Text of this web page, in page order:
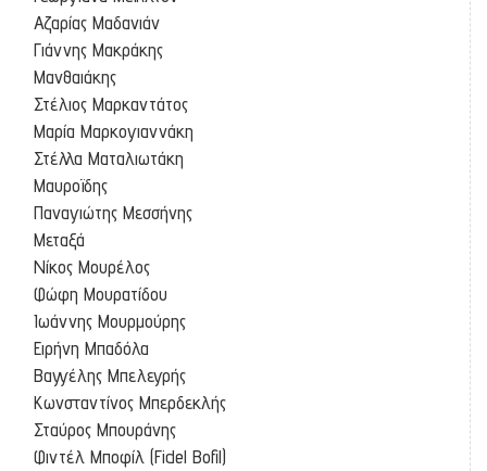
Αζαρίας Μαδανιάν
Γιάννης Μακράκης
Μανθαιάκης
Στέλιος Μαρκαντάτος
Μαρία Μαρκογιαννάκη
Στέλλα Ματαλιωτάκη
Μαυροϊδης
Παναγιώτης Μεσσήνης
Μεταξά
Νίκος Μουρέλος
Φώφη Μουρατίδου
Ιωάννης Μουρμούρης
Ειρήνη Μπαδόλα
Βαγγέλης Μπελεγρής
Κωνσταντίνος Μπερδεκλής
Σταύρος Μπουράνης
Φιντέλ Μποφίλ (Fidel Bofil)